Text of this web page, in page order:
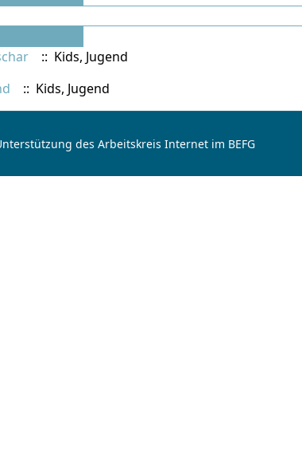
:: Kids, Jugend
:: Kids, Jugend
des Arbeitskreis Internet im BEFG